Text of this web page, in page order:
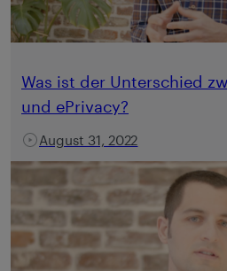
Was ist der Unterschied
und ePrivacy?
August 31, 2022